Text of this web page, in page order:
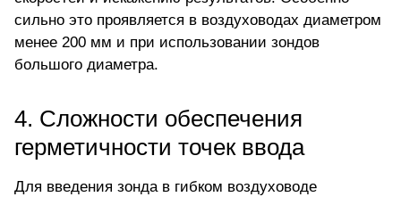
сильно это проявляется в воздуховодах диаметром
менее 200 мм и при использовании зондов
большого диаметра.
4. Сложности обеспечения
герметичности точек ввода
Для введения зонда в гибком воздуховоде